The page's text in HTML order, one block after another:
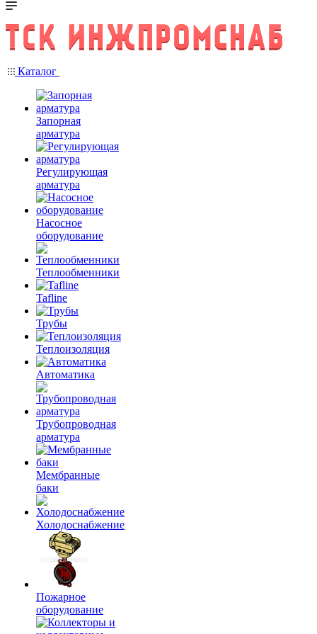
Каталог
Запорная
арматура
Регулирующая
арматура
Насосное
оборудование
Теплообменники
Tafline
Трубы
Теплоизоляция
Автоматика
Трубопроводная
арматура
Мембранные
баки
Холодоснабжение
Пожарное
оборудование